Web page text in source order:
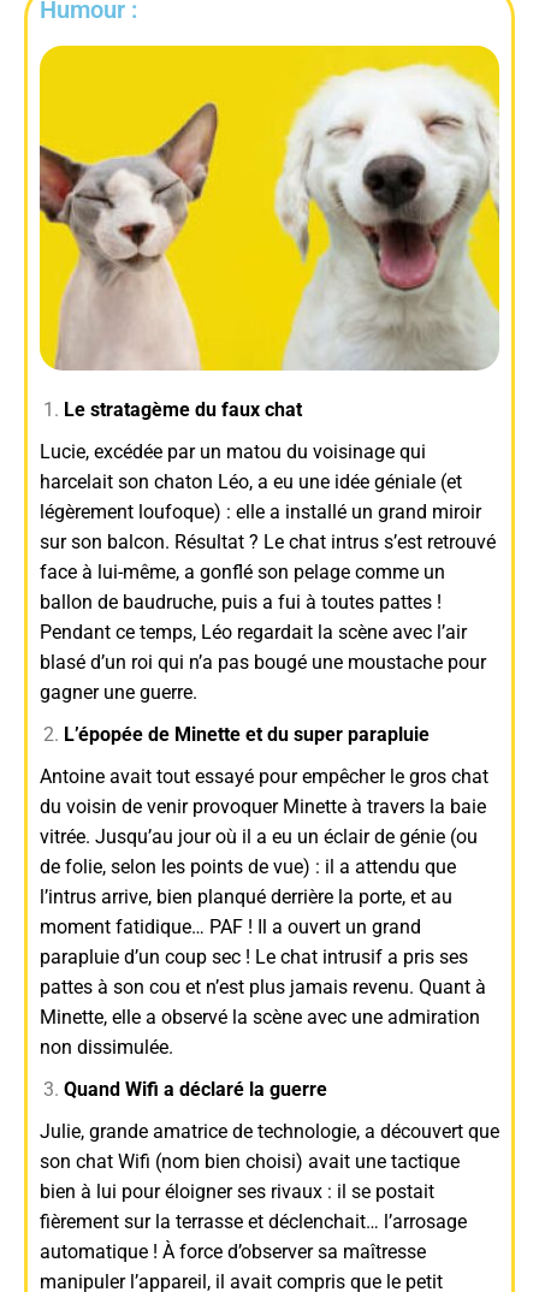
Humour :
Le stratagème du faux chat
Lucie, excédée par un matou du voisinage qui
harcelait son chaton Léo, a eu une idée géniale (et
légèrement loufoque) : elle a installé un grand miroir
sur son balcon. Résultat ? Le chat intrus s’est retrouvé
face à lui-même, a gonflé son pelage comme un
ballon de baudruche, puis a fui à toutes pattes !
Pendant ce temps, Léo regardait la scène avec l’air
blasé d’un roi qui n’a pas bougé une moustache pour
gagner une guerre.
L’épopée de Minette et du super parapluie
Antoine avait tout essayé pour empêcher le gros chat
du voisin de venir provoquer Minette à travers la baie
vitrée. Jusqu’au jour où il a eu un éclair de génie (ou
de folie, selon les points de vue) : il a attendu que
l’intrus arrive, bien planqué derrière la porte, et au
moment fatidique… PAF ! Il a ouvert un grand
parapluie d’un coup sec ! Le chat intrusif a pris ses
pattes à son cou et n’est plus jamais revenu. Quant à
Minette, elle a observé la scène avec une admiration
non dissimulée.
Quand Wifi a déclaré la guerre
Julie, grande amatrice de technologie, a découvert que
son chat Wifi (nom bien choisi) avait une tactique
bien à lui pour éloigner ses rivaux : il se postait
fièrement sur la terrasse et déclenchait… l’arrosage
automatique ! À force d’observer sa maîtresse
manipuler l’appareil, il avait compris que le petit